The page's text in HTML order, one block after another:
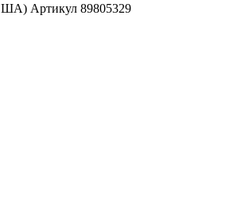
Артикул 89805329